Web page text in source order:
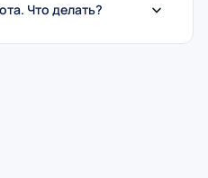
Что делать?